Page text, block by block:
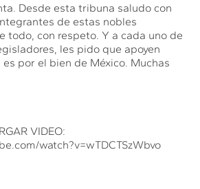
Desde esta tribuna saludo con
de estas nobles
todo, con respeto. Y a cada uno de
les pido que apoyen
por el bien de México. Muchas
VIDEO:
watch?v=wTDCTSzWbvo